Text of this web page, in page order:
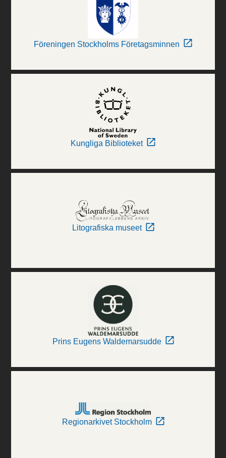
Föreningen Stockholms Företagsminnen
Kungliga Biblioteket
Litografiska museet
Prins Eugens Waldemarsudde
Regionarkivet Stockholm